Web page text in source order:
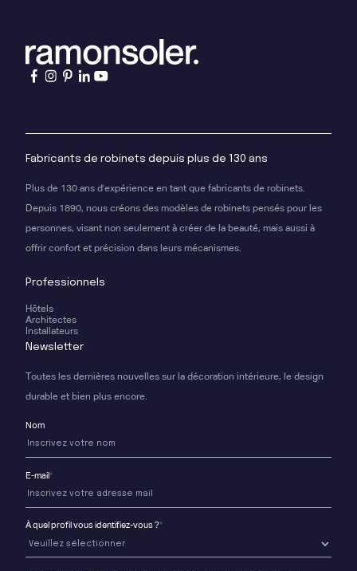
Fabricants de robinets depuis plus de 130 ans
Plus de 130 ans d'expérience en tant que fabricants de robinets.
Depuis 1890, nous créons des modèles de robinets pensés pour les
personnes, visant non seulement à créer de la beauté, mais aussi à
offrir confort et précision dans leurs mécanismes.
Professionnels
Hôtels
Architectes
Installateurs
Newsletter
Toutes les dernières nouvelles sur la décoration intérieure, le design
durable et bien plus encore.
Nom
E-mail *
À quel profil vous identifiez-vous ?*